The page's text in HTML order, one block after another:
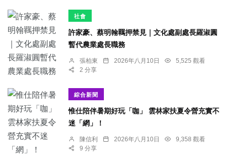
社會
許家豪、蔡明翰羈押禁見｜文化處副處長羅淑圓
暫代農業處長職務
張柏東 2026年八月10日
5,525 觀看
2 分享
綜合新聞
惟仕陪伴暑期好玩「咖」 雲林家扶夏令營充實不
迷「網」！
陳信利 2026年八月10日
9,358 觀看
9 分享